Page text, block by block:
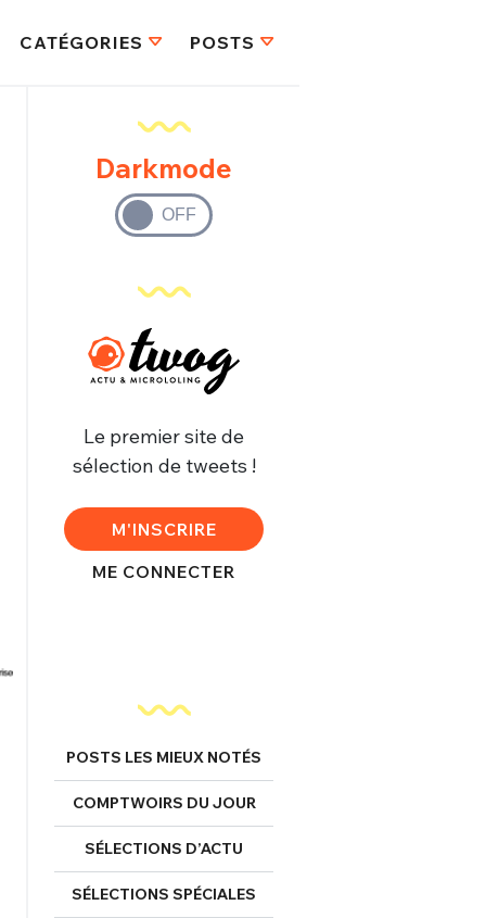
CATÉGORIES POSTS
Darkmode
Le premier site de
sélection de tweets !
M'INSCRIRE
ME CONNECTER
POSTS LES MIEUX NOTÉS
COMPTWOIRS DU JOUR
SÉLECTIONS D’ACTU
SÉLECTIONS SPÉCIALES